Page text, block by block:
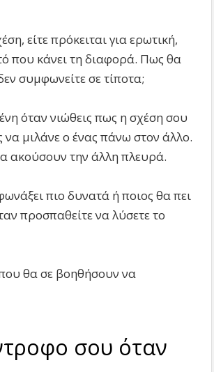
είτε πρόκειται για ερωτική,
που κάνει τη διαφορά. Πως θα
συμφωνείτε σε τίποτα;
όταν νιώθεις πως η σχέση σου
μιλάνε ο ένας πάνω στον άλλο.
ακούσουν την άλλη πλευρά.
πιο δυνατά ή ποιος θα πει
προσπαθείτε να λύσετε το
θα σε βοηθήσουν να
σου όταν